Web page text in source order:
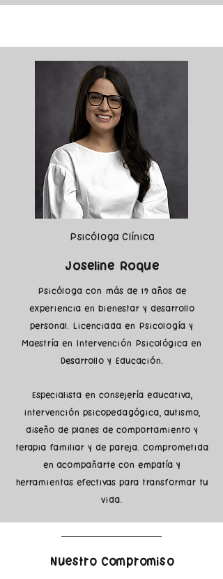
Psicóloga Clínica
Joseline Roque
Psicóloga con más de 17 años de
experiencia en bienestar y desarrollo
personal. Licenciada en Psicología y
Maestría en Intervención Psicológica en
Desarrollo y Educación.
Especialista en consejería educativa,
intervención psicopedagógica, autismo,
diseño de planes de comportamiento y
terapia familiar y de pareja. Comprometida
en acompañarte con empatía y
herramientas efectivas para transformar tu
vida.
Nuestro Compromiso